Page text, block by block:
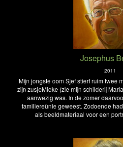
Josephus
2011
Mijn jongste oom Sjef stierf ruim twee
zijn zusjeMieke (zie mijn schilderij
aanwezig was. In de zomer
familiereünie geweest. Zodoende
als beeldmateriaal voor een